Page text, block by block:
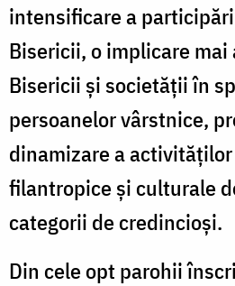
intensificare a
Bisericii, o implicare
Bisericii și societății în
persoanelor vârstnice,
dinamizare a
filantropice și culturale
categorii de credincioși.
Din cele opt parohii